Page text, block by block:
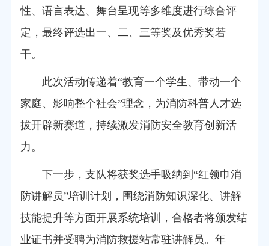
性、语言表达、舞台呈现等多维度进行综合评
定，最终评选出一、二、三等奖及优秀奖若
干。
此次活动传递着“教育一个学生、带动一个
家庭、影响整个社会”理念 ，为消防科普人才选
拔开辟新赛道，持续激发消防安全教育创新活
力。
下一步，支队将获奖选手吸纳到“红领巾消
防讲解员”培训计划，围绕消防知识深化、讲解
技能提升等方面开展系统培训，合格者将颁发结
业证书并受聘为消防救援站常驻讲解员。年